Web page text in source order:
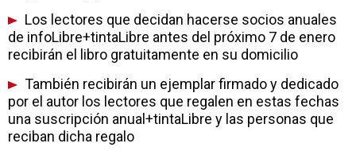
Los lectores que decidan hacerse socios anuales
de infoLibre+tintaLibre antes del próximo 7 de enero
recibirán el libro gratuitamente en su domicilio
También recibirán un ejemplar firmado y dedicado
por el autor los lectores que regalen en estas fechas
una suscripción anual+tintaLibre y las personas que
reciban dicha regalo